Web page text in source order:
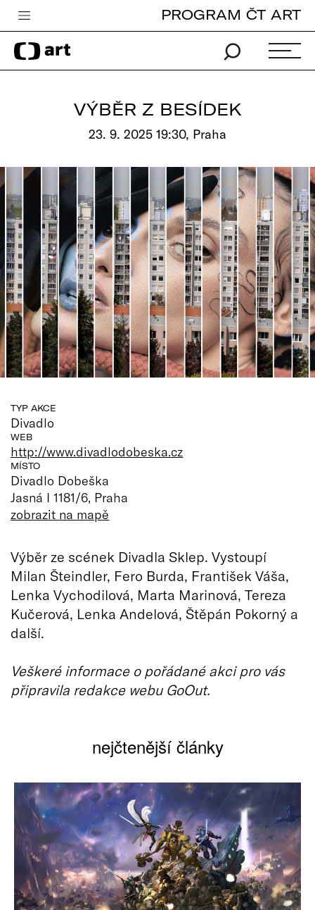
Česká televize
Zpravodajství
Pro děti
edu
Vše o ČT
PROGRAM ČT ART
VÝBĚR Z BESÍDEK
23. 9. 2025 19:30, Praha
TYP AKCE
Divadlo
WEB
http://www.divadlodobeska.cz
MÍSTO
Divadlo Dobeška
Jasná I 1181/6, Praha
zobrazit na mapě
Výběr ze scének Divadla Sklep. Vystoupí
Milan Šteindler, Fero Burda, František Váša,
Lenka Vychodilová, Marta Marinová, Tereza
Kučerová, Lenka Andelová, Štěpán Pokorný a
další.
Veškeré informace o pořádané akci pro vás
připravila redakce webu GoOut.
nejčtenější články